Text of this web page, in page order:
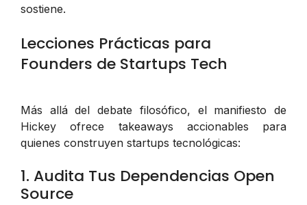
sostiene.
Lecciones Prácticas para
Founders de Startups Tech
Más allá del debate filosófico, el manifiesto de
Hickey ofrece takeaways accionables para
quienes construyen startups tecnológicas:
1. Audita Tus Dependencias Open
Source